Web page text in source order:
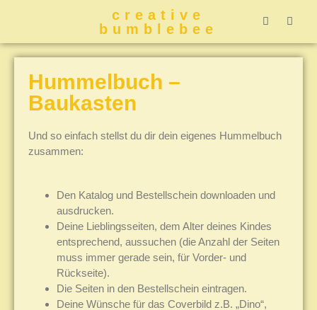
creative
bumblebee
Hummelbuch –
Baukasten
Und so einfach stellst du dir dein eigenes Hummelbuch
zusammen:
Den Katalog und Bestellschein downloaden und
ausdrucken.
Deine Lieblingsseiten, dem Alter deines Kindes
entsprechend, aussuchen (die Anzahl der Seiten
muss immer gerade sein, für Vorder- und
Rückseite).
Die Seiten in den Bestellschein eintragen.
Deine Wünsche für das Coverbild z.B. „Dino“,